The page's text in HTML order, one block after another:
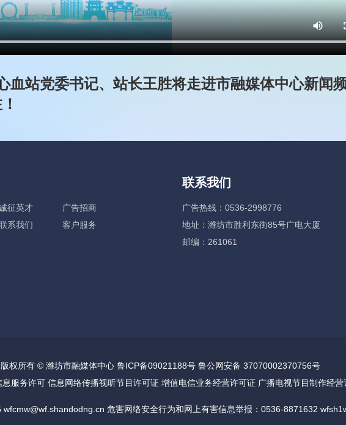
血站党委书记、站长王胜将走进市融媒体中心新闻
征英才
广告招商
系我们 客户服务
联系我们
广告热线：0536-2998776
地址：潍坊市胜利东街85号广电大厦
邮编：261061
版权所有 © 潍坊市融媒体中心 鲁ICP备09021188号 鲁公网安备 37070002370756号
服务许可 信息网络传播视听节目许可证 增值电信业务经营许可证 广播电视节目制作经营
危害网络安全行为和网上有害信息举报：0536-8871632